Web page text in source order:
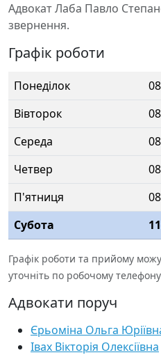
Адвокат Лаба Павло
звернення.
Графік роботи
Понеділок
Вівторок
Середа
Четвер
П'ятниця
Субота
Графік роботи та прийому
уточніть по робочому
Адвокати поруч
Єрьоміна Ольга
Івах Вікторія Олексіївна